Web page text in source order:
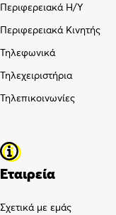
Περιφερειακά Η/Υ
Περιφερειακά Κινητής
Τηλεφωνικά
Τηλεχειριστήρια
Τηλεπικοινωνίες
Εταιρεία
Σχετικά με εμάς